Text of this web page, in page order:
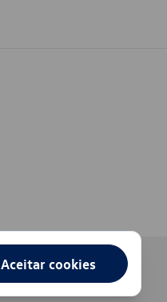
Aceitar cookies